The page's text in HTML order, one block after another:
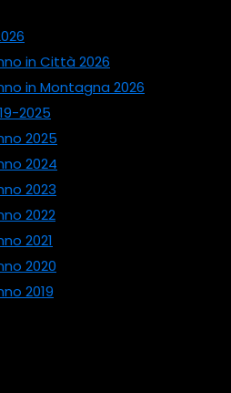
in Città 2026
in Montagna 2026
2025
2025
2024
2023
2022
2021
2020
2019